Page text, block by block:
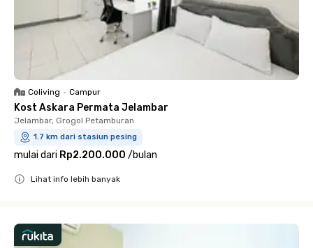
Coliving • Campur
Kost Askara Permata Jelambar
Jelambar, Grogol Petamburan
1.7 km dari stasiun pesing
mulai dari Rp2.200.000 /bulan
Lihat info lebih banyak